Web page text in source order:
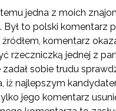
jedna z moich
Był to polski komentarz
komentarz
rzeczniczką jednej z
zadał sobie trudu
iż najlepszym
jego komentarz